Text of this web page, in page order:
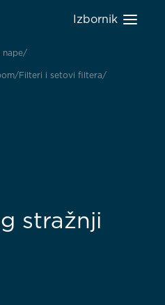
Izbornik
Filteri i setovi filtera
stražnji